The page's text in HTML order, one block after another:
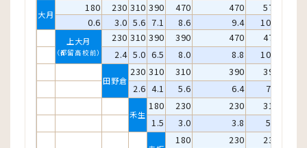
大月
180 230 310 390 470 470 570
0.6
3.0 5.6 7.1 8.6 9.4 10.6
上大月
（都留高校前）
230 310 390 390 470 470
2.4 5.0 6.5 8.0 8.8 10.0
田野倉
230 310 310 390 390
2.6 4.1 5.6 6.4 7.6
禾生
180 230 230 310
1.5
3.0 3.8 5.0
180 230 230